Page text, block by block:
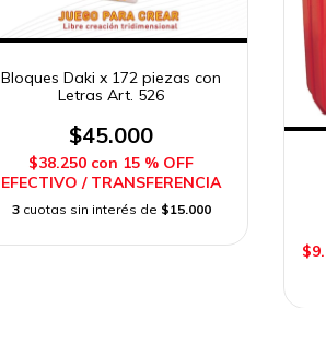
Bloques Daki x 172 piezas con
Letras Art. 526
$45.000
$38.250 con 15 % OFF
EFECTIVO / TRANSFERENCIA
3 cuotas sin interés de $15.000